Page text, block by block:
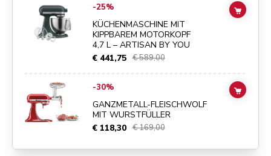
Go toKÜCHENMASCHINE MIT KIPPBAREM MOTORKOPF 4,7 L –
-25%
KÜCHENMASCHINE MIT
KIPPBAREM MOTORKOPF
4,7 L – ARTISAN BY YOU
€ 441,75 € 589,00
ADD
GANZMETALL-FLEISCHWOLF MIT WURSTFÜLLERdetails
-30%
GANZMETALL-FLEISCHWOLF
MIT WURSTFÜLLER
€ 118,30 € 169,00
ADD